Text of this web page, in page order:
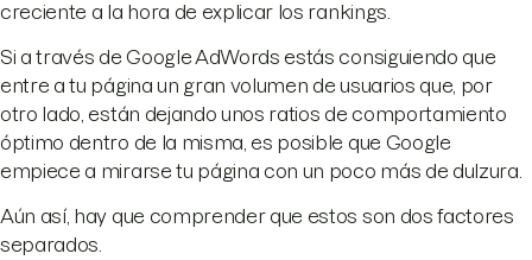
creciente a la hora de explicar los rankings.
Si a través de Google AdWords estás consiguiendo que
entre a tu página un gran volumen de usuarios que, por
otro lado, están dejando unos ratios de comportamiento
óptimo dentro de la misma, es posible que Google
empiece a mirarse tu página con un poco más de dulzura.
Aún así, hay que comprender que estos son dos factores
separados.